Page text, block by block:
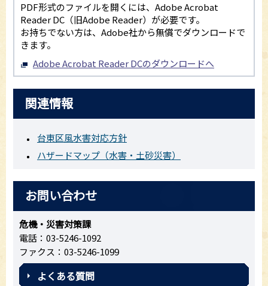
PDF形式のファイルを開くには、Adobe Acrobat
Reader DC（旧Adobe Reader）が必要です。
お持ちでない方は、Adobe社から無償でダウンロードで
きます。
Adobe Acrobat Reader DCのダウンロードへ
関連情報
台東区風水害対応方針
ハザードマップ（水害・土砂災害）
お問い合わせ
危機・災害対策課
電話：03-5246-1092
ファクス：03-5246-1099
よくある質問